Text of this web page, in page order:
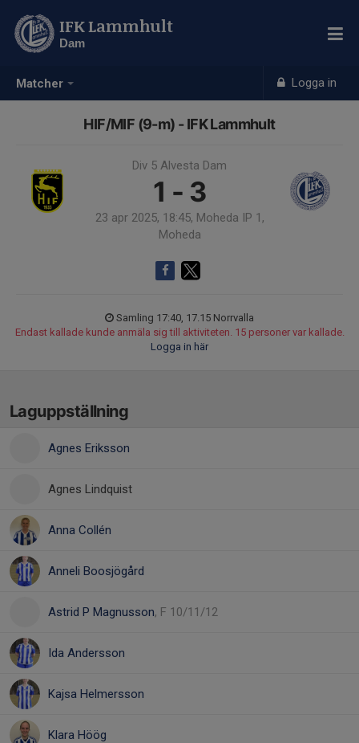
Matcher Logga in
IFK Lammhult
Dam
HIF/MIF (9-m) - IFK Lammhult
Div 5 Alvesta Dam
1 - 3
23 apr 2025, 18:45, Moheda IP 1,
Moheda
Samling 17:40, 17.15 Norrvalla
Endast kallade kunde anmäla sig till aktiviteten. 15 personer var kallade.
Logga in här
Laguppställning
Agnes Eriksson
Agnes Lindquist
Anna Collén
Anneli Boosjögård
Astrid P Magnusson, F 10/11/12
Ida Andersson
Kajsa Helmersson
Klara Höög